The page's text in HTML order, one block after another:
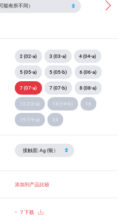
2 (02-a) 3 (03-a) 4 (04-a)
5 (05-a) 5 (05-b) 6 (06-a)
7 (07-a) 7 (07-b) 8 (08-a)
12 (12-a) 14 (14-b) 16
19 (19-a) 24
添加到产品比较
7 下载